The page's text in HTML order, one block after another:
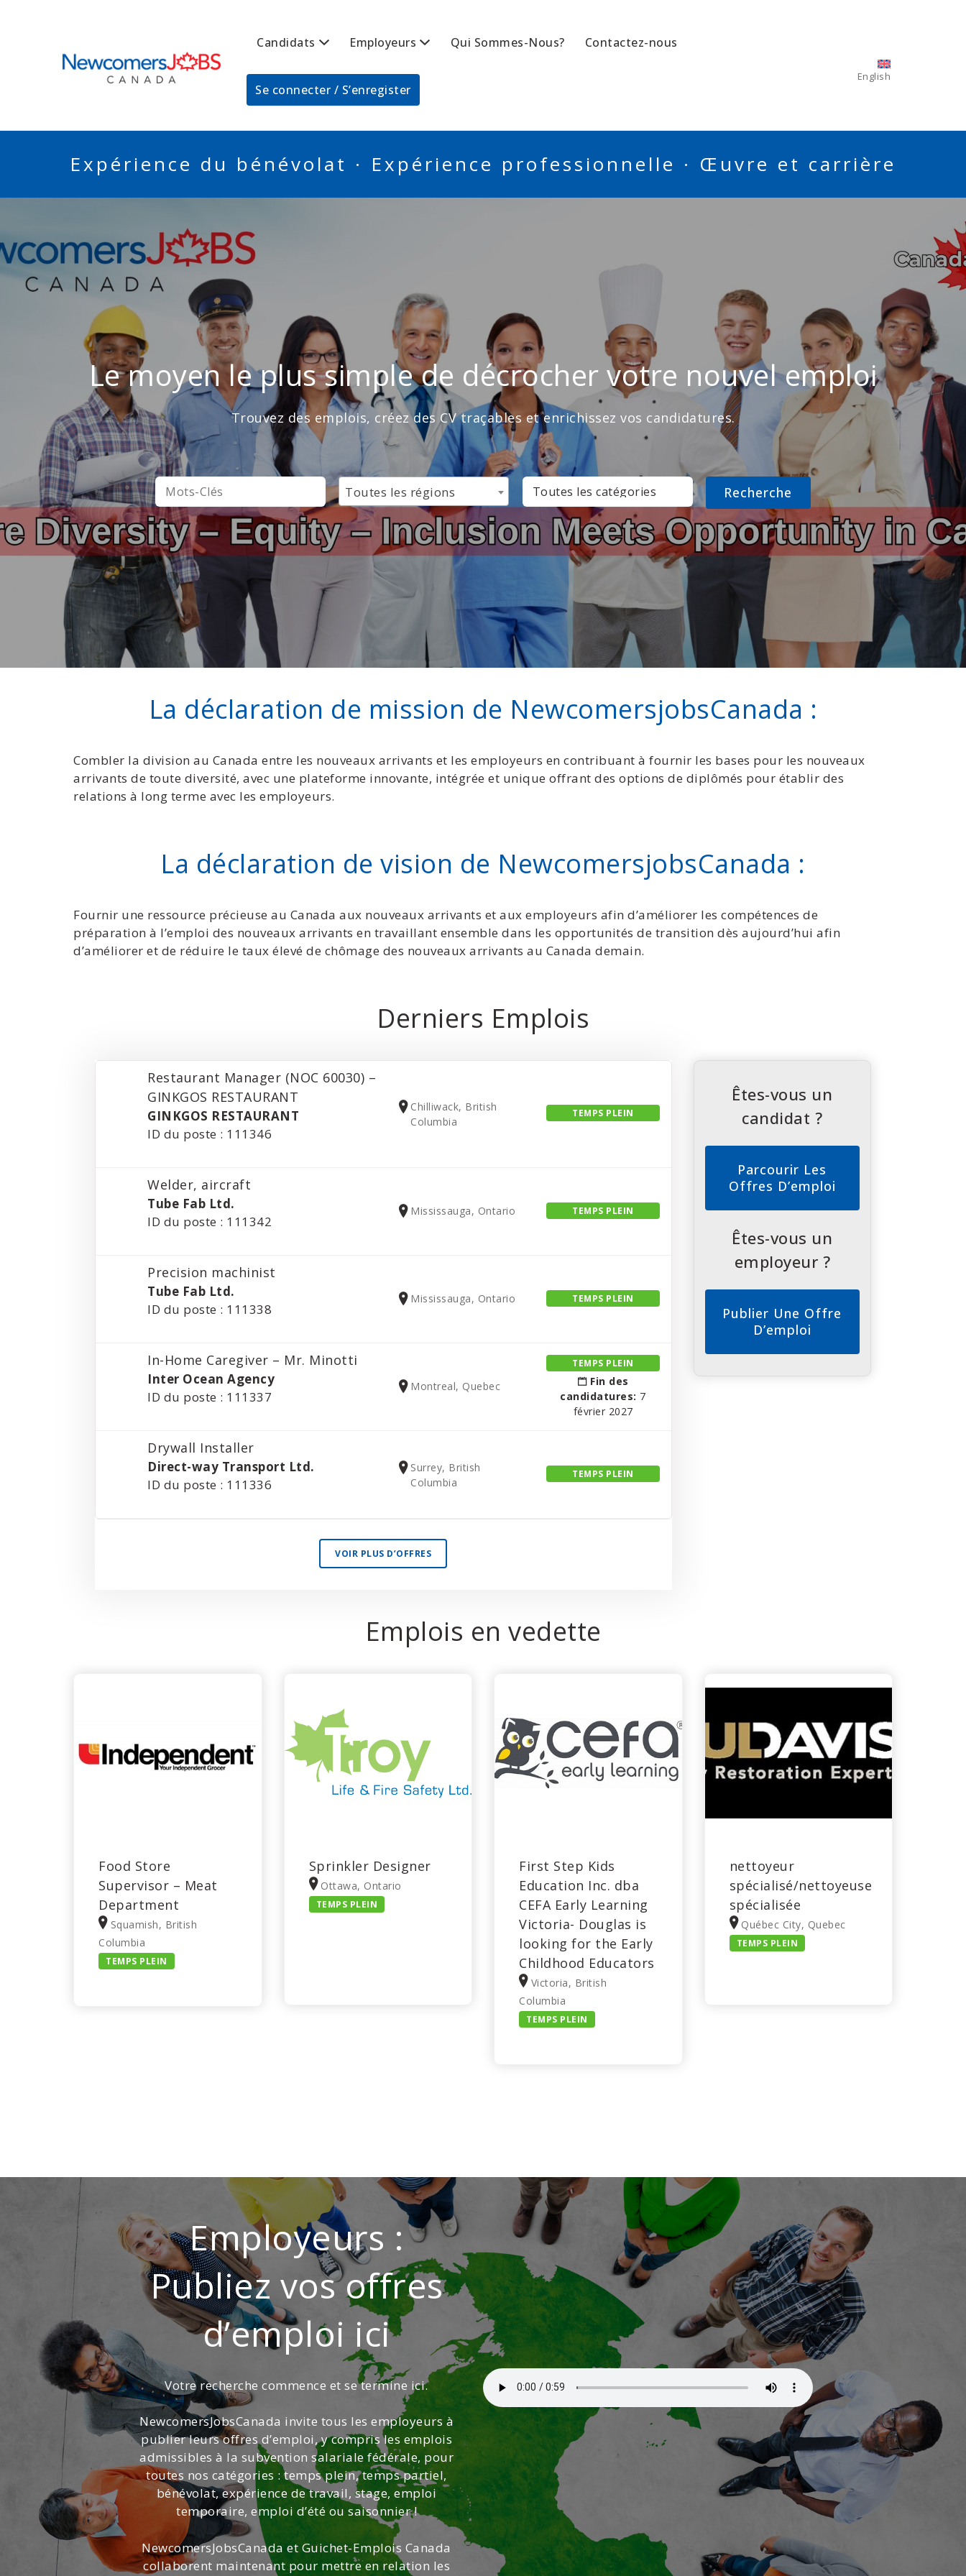
Candidats Employeurs Qui Sommes-Nous? Contactez-nous
Se connecter / S’enregister
English
Expérience du bénévolat · Expérience professionnelle · Œuvre et carrière
Le moyen le plus simple de décrocher votre nouvel emploi
Trouvez des emplois, créez des CV traçables et enrichissez vos candidatures.
MOTS-CLÉS
Toutes les régions
CATÉGORIE
La déclaration de mission de NewcomersjobsCanada :
Combler la division au Canada entre les nouveaux arrivants et les employeurs en contribuant à fournir les bases pour les nouveaux
arrivants de toute diversité, avec une plateforme innovante, intégrée et unique offrant des options de diplômés pour établir des
relations à long terme avec les employeurs.
La déclaration de vision de NewcomersjobsCanada :
Fournir une ressource précieuse au Canada aux nouveaux arrivants et aux employeurs afin d’améliorer les compétences de
préparation à l’emploi des nouveaux arrivants en travaillant ensemble dans les opportunités de transition dès aujourd’hui afin
d’améliorer et de réduire le taux élevé de chômage des nouveaux arrivants au Canada demain.
Derniers Emplois
Restaurant Manager (NOC 60030) –
GINKGOS RESTAURANT
GINKGOS RESTAURANT
ID du poste : 111346
Chilliwack, British
Columbia
TEMPS PLEIN
Welder, aircraft
Tube Fab Ltd.
ID du poste : 111342
Mississauga, Ontario TEMPS PLEIN
Precision machinist
Tube Fab Ltd.
ID du poste : 111338
Mississauga, Ontario TEMPS PLEIN
In-Home Caregiver – Mr. Minotti
Inter Ocean Agency
ID du poste : 111337
Montreal, Quebec
TEMPS PLEIN
Fin des
candidatures: 7
février 2027
Drywall Installer
Direct-way Transport Ltd.
ID du poste : 111336
Surrey, British
Columbia
TEMPS PLEIN
VOIR PLUS D’OFFRES
Êtes-vous un
candidat ?
Parcourir Les
Offres D’emploi
Êtes-vous un
employeur ?
Publier Une Offre
D’emploi
Emplois en vedette
Food Store
Supervisor – Meat
Department
Squamish, British
Columbia
TEMPS PLEIN
Sprinkler Designer
Ottawa, Ontario
TEMPS PLEIN
First Step Kids
Education Inc. dba
CEFA Early Learning
Victoria- Douglas is
looking for the Early
Childhood Educators
Victoria, British
Columbia
TEMPS PLEIN
nettoyeur
spécialisé/nettoyeuse
spécialisée
Québec City, Quebec
TEMPS PLEIN
Employeurs :
Publiez vos offres
d’emploi ici
Votre recherche commence et se termine ici.
NewcomersJobsCanada invite tous les employeurs à
publier leurs offres d’emploi, y compris les emplois
admissibles à la subvention salariale fédérale, pour
toutes nos catégories : temps plein, temps partiel,
bénévolat, expérience de travail, stage, emploi
temporaire, emploi d’été ou saisonnier !
NewcomersJobsCanada et Guichet-Emplois Canada
collaborent maintenant pour mettre en relation les